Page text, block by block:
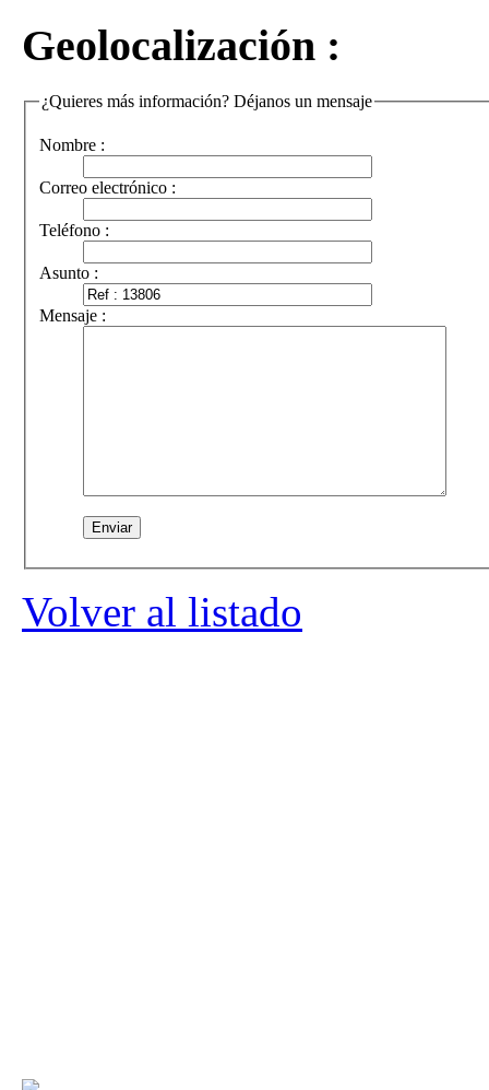
Geolocalización :
¿Quieres más información? Déjanos un mensaje
Nombre :
Correo electrónico :
Teléfono :
Asunto :
Mensaje :
Volver al listado